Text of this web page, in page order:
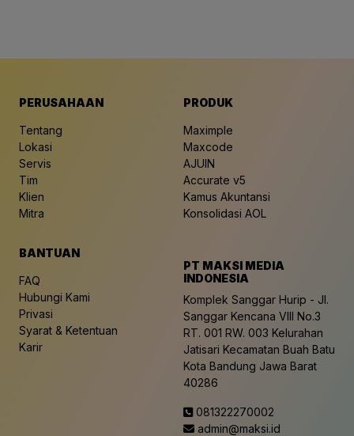
PERUSAHAAN
Tentang
Lokasi
Servis
Tim
Klien
Mitra
PRODUK
Maximple
Maxcode
AJUIN
Accurate v5
Kamus Akuntansi
Konsolidasi AOL
BANTUAN
FAQ
Hubungi Kami
Privasi
Syarat & Ketentuan
Karir
PT MAKSI MEDIA
INDONESIA
Komplek Sanggar Hurip - Jl.
Sanggar Kencana VIII No.3
RT. 001 RW. 003 Kelurahan
Jatisari Kecamatan Buah Batu
Kota Bandung Jawa Barat
40286
081322270002
admin@maksi.id